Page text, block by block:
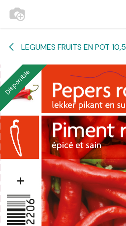
Se rendre au contenu
LEGUMES FRUITS EN POT 10,5
Disponible